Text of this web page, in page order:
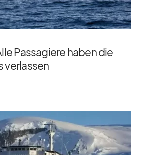
Passagiere haben die
verlassen